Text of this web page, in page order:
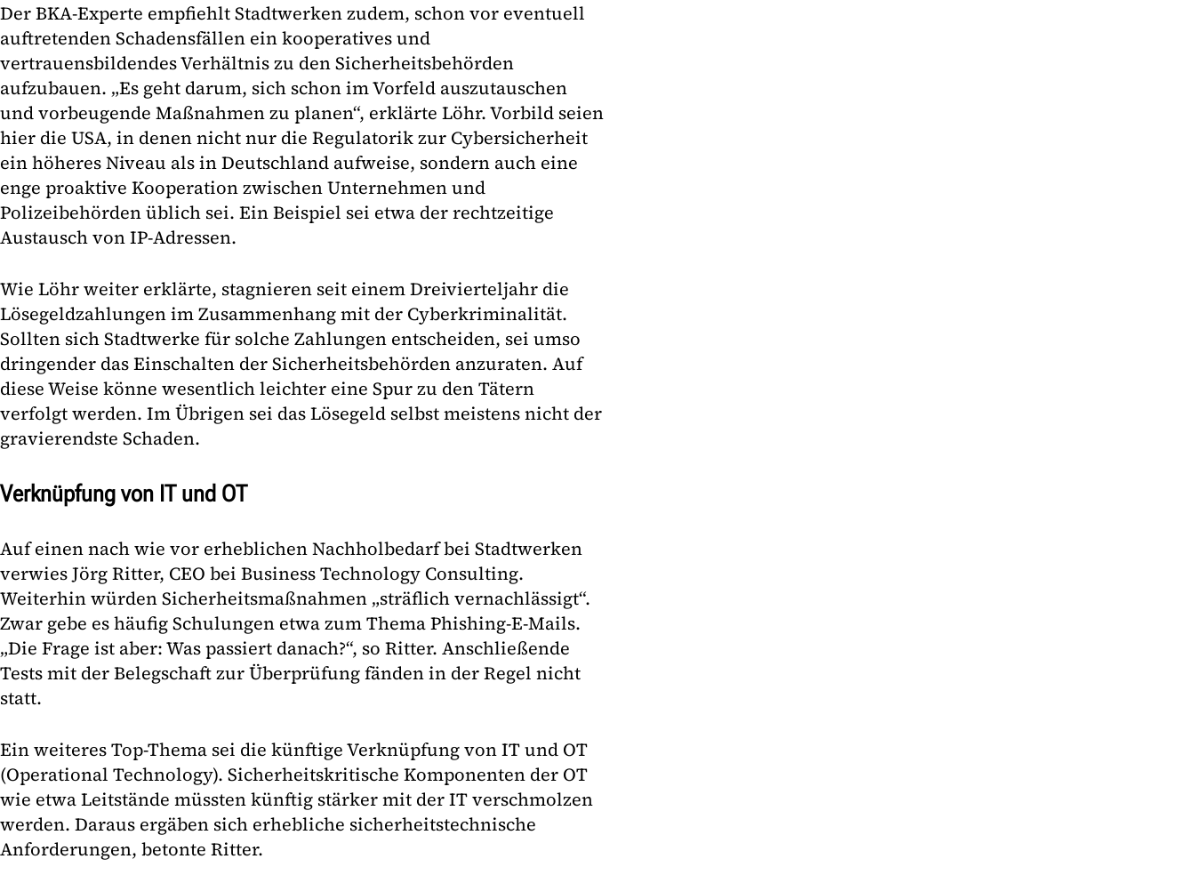
Der BKA-Experte empfiehlt Stadtwerken zudem, schon vor eventuell
auftretenden Schadensfällen ein kooperatives und
vertrauensbildendes Verhältnis zu den Sicherheitsbehörden
aufzubauen. „Es geht darum, sich schon im Vorfeld auszutauschen
und vorbeugende Maßnahmen zu planen“, erklärte Löhr. Vorbild seien
hier die USA, in denen nicht nur die Regulatorik zur Cybersicherheit
ein höheres Niveau als in Deutschland aufweise, sondern auch eine
enge proaktive Kooperation zwischen Unternehmen und
Polizeibehörden üblich sei. Ein Beispiel sei etwa der rechtzeitige
Austausch von IP-Adressen.
Wie Löhr weiter erklärte, stagnieren seit einem Dreivierteljahr die
Lösegeldzahlungen im Zusammenhang mit der Cyberkriminalität.
Sollten sich Stadtwerke für solche Zahlungen entscheiden, sei umso
dringender das Einschalten der Sicherheitsbehörden anzuraten. Auf
diese Weise könne wesentlich leichter eine Spur zu den Tätern
verfolgt werden. Im Übrigen sei das Lösegeld selbst meistens nicht der
gravierendste Schaden.
Verknüpfung von IT und OT
Auf einen nach wie vor erheblichen Nachholbedarf bei Stadtwerken
verwies Jörg Ritter, CEO bei Business Technology Consulting.
Weiterhin würden Sicherheitsmaßnahmen „sträflich vernachlässigt“.
Zwar gebe es häufig Schulungen etwa zum Thema Phishing-E-Mails.
„Die Frage ist aber: Was passiert danach?“, so Ritter. Anschließende
Tests mit der Belegschaft zur Überprüfung fänden in der Regel nicht
statt.
Ein weiteres Top-Thema sei die künftige Verknüpfung von IT und OT
(Operational Technology). Sicherheitskritische Komponenten der OT
wie etwa Leitstände müssten künftig stärker mit der IT verschmolzen
werden. Daraus ergäben sich erhebliche sicherheitstechnische
Anforderungen, betonte Ritter.